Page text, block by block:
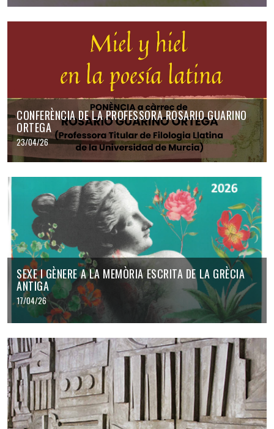
CONFERÈNCIA DE LA PROFESSORA ROSARIO GUARINO
ORTEGA
23/04/26
SEXE I GÈNERE A LA MEMÒRIA ESCRITA DE LA GRÈCIA
ANTIGA
17/04/26